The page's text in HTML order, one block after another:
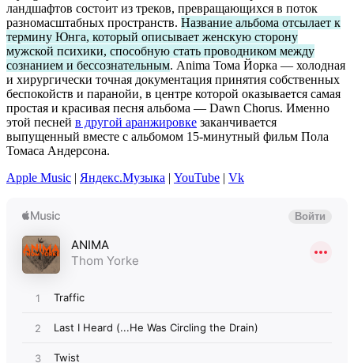
ландшафтов состоит из треков, превращающихся в поток
разномасштабных пространств. Название альбома отсылает к
термину Юнга, который описывает женскую сторону
мужской психики, способную стать проводником между
сознанием и бессознательным. Anima Тома Йорка — холодная
и хирургически точная документация принятия собственных
беспокойств и паранойи, в центре которой оказывается самая
простая и красивая песня альбома — Dawn Chorus. Именно
этой песней в другой аранжировке заканчивается
выпущенный вместе с альбомом 15-минутный фильм Пола
Томаса Андерсона.
Apple Music | Яндекс.Музыка | YouTube | Vk